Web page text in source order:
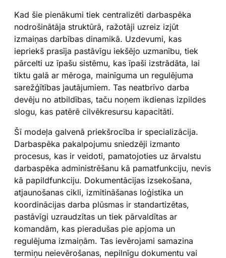
Kad šie pienākumi tiek centralizēti darbaspēka
nodrošinātāja struktūrā, ražotāji uzreiz izjūt
izmaiņas darbības dinamikā. Uzdevumi, kas
iepriekš prasīja pastāvīgu iekšējo uzmanību, tiek
pārcelti uz īpašu sistēmu, kas īpaši izstrādāta, lai
tiktu galā ar mēroga, mainīguma un regulējuma
sarežģītības jautājumiem. Tas neatbrīvo darba
devēju no atbildības, taču noņem ikdienas izpildes
slogu, kas patērē cilvēkresursu kapacitāti.
Šī modeļa galvenā priekšrocība ir specializācija.
Darbaspēka pakalpojumu sniedzēji izmanto
procesus, kas ir veidoti, pamatojoties uz ārvalstu
darbaspēka administrēšanu kā pamatfunkciju, nevis
kā papildfunkciju. Dokumentācijas izsekošana,
atjaunošanas cikli, izmitināšanas loģistika un
koordinācijas darba plūsmas ir standartizētas,
pastāvīgi uzraudzītas un tiek pārvaldītas ar
komandām, kas pieradušas pie apjoma un
regulējuma izmaiņām. Tas ievērojami samazina
termiņu neievērošanas, nepilnīgu dokumentu vai